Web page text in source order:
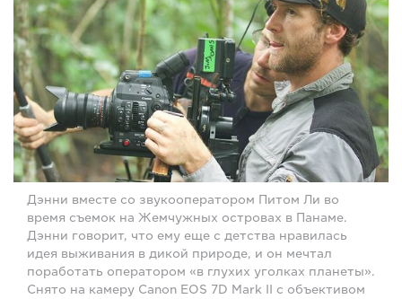
Дэнни вместе со звукооператором Питом Ли во
время съемок на Жемчужных островах в Панаме.
Дэнни говорит, что ему еще с детства нравилась
идея выживания в дикой природе, и он мечтал
поработать оператором «в глухих уголках планеты».
Снято на камеру Canon EOS 7D Mark II с объективом